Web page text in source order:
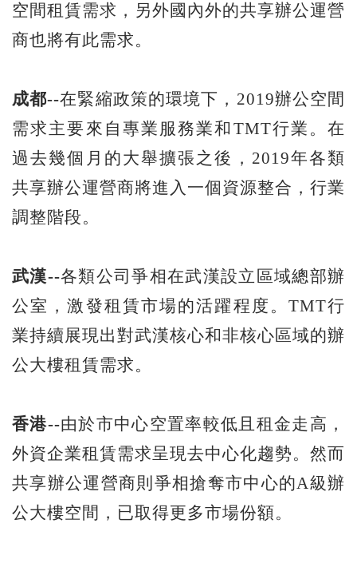
空間租賃需求，另外國內外的共享辦公運營
商也將有此需求。
成都--在緊縮政策的環境下，2019辦公空間
需求主要來自專業服務業和TMT行業。在
過去幾個月的大舉擴張之後，2019年各類
共享辦公運營商將進入一個資源整合，行業
調整階段。
武漢--各類公司爭相在武漢設立區域總部辦
公室，激發租賃市場的活躍程度。TMT行
業持續展現出對武漢核心和非核心區域的辦
公大樓租賃需求。
香港--由於市中心空置率較低且租金走高，
外資企業租賃需求呈現去中心化趨勢。然而
共享辦公運營商則爭相搶奪市中心的A級辦
公大樓空間，已取得更多市場份額。